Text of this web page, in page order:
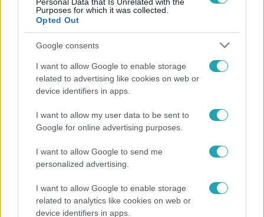
Purposes for which it was collected.
Opted Out
Google consents
I want to allow Google to enable storage
related to advertising like cookies on web or
device identifiers in apps.
I want to allow my user data to be sent to
Google for online advertising purposes.
I want to allow Google to send me
personalized advertising.
I want to allow Google to enable storage
related to analytics like cookies on web or
device identifiers in apps.
Népszerű
Reggeli
„Magyarként nekem nagyon fura volt” – Pusztai